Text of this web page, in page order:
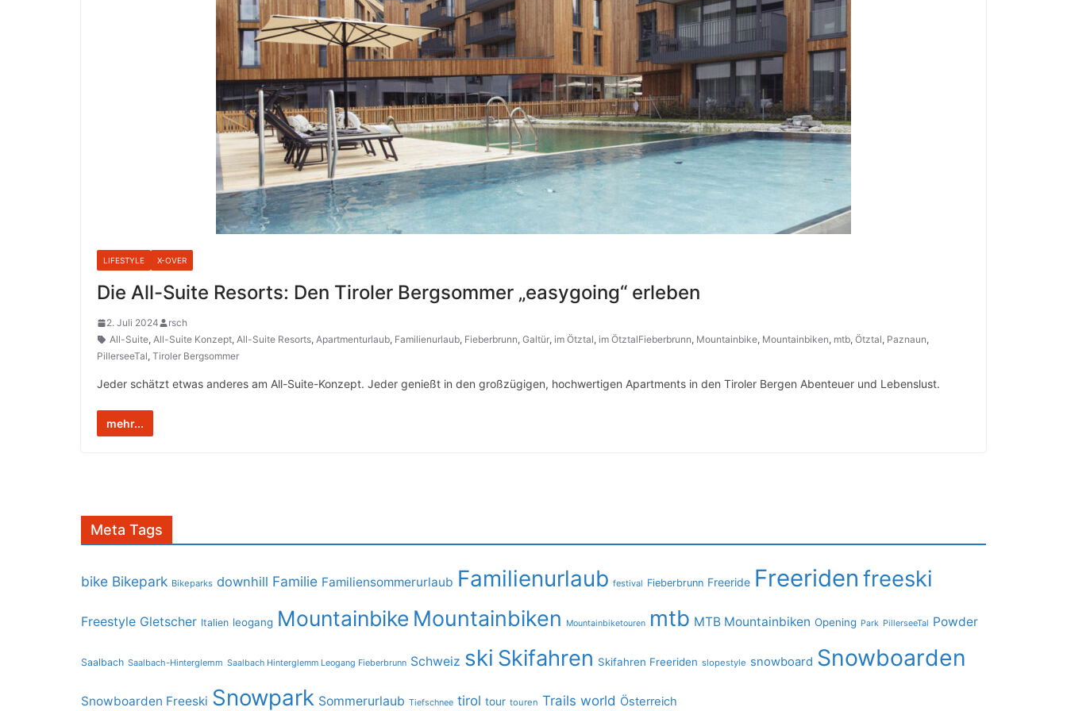
LIFESTYLE X-OVER
Die All-Suite Resorts: Den Tiroler Bergsommer „easygoing“ erleben
2. Juli 2024
rsch
All-Suite, All-Suite Konzept, All-Suite Resorts, Apartmenturlaub, Familienurlaub, Fieberbrunn, Galtür, im Ötztal, im ÖtztalFieberbrunn, Mountainbike, Mountainbiken, mtb, Ötztal, Paznaun,
PillerseeTal, Tiroler Bergsommer
Jeder schätzt etwas anderes am All-Suite-Konzept. Jeder genießt in den großzügigen, hochwertigen Apartments in den Tiroler Bergen Abenteuer und Lebenslust.
mehr...
Meta Tags
bike Bikepark Bikeparks downhill Familie Familiensommerurlaub Familienurlaub festival Fieberbrunn Freeride Freeriden freeski
Freestyle Gletscher Italien leogang Mountainbike Mountainbiken Mountainbiketouren mtb MTB Mountainbiken Opening Park PillerseeTal Powder
Saalbach Saalbach-Hinterglemm Saalbach Hinterglemm Leogang Fieberbrunn Schweiz ski Skifahren Skifahren Freeriden slopestyle snowboard Snowboarden
Snowboarden Freeski Snowpark Sommerurlaub Tiefschnee tirol tour touren Trails world Österreich